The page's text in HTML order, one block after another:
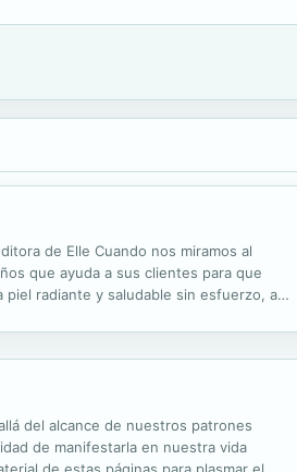
de Elle Cuando nos miramos al
que ayuda a sus clientes para que
radiante y saludable sin esfuerzo, a
del alcance de nuestros patrones
de manifestarla en nuestra vida